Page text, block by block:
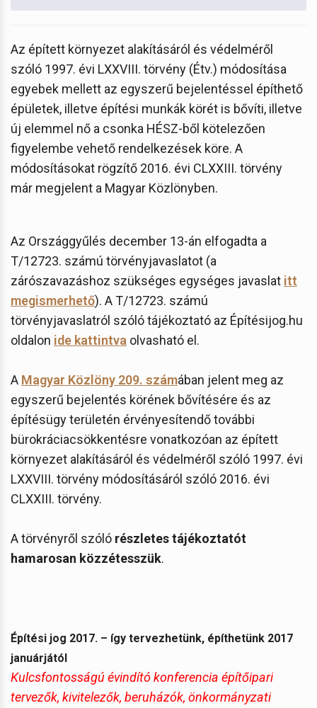
Az épített környezet alakításáról és védelméről
szóló 1997. évi LXXVIII. törvény (Étv.) módosítása
egyebek mellett az egyszerű bejelentéssel építhető
épületek, illetve építési munkák körét is bővíti, illetve
új elemmel nő a csonka HÉSZ-ből kötelezően
figyelembe vehető rendelkezések köre. A
módosításokat rögzítő 2016. évi CLXXIII. törvény
már megjelent a Magyar Közlönyben.
Az Országgyűlés december 13-án elfogadta a
T/12723. számú törvényjavaslatot (a
zárószavazáshoz szükséges egységes javaslat itt
megismerhető). A T/12723. számú
törvényjavaslatról szóló tájékoztató az Építésijog.hu
oldalon ide kattintva olvasható el.
A Magyar Közlöny 209. számában jelent meg az
egyszerű bejelentés körének bővítésére és az
építésügy területén érvényesítendő további
bürokráciacsökkentésre vonatkozóan az épített
környezet alakításáról és védelméről szóló 1997. évi
LXXVIII. törvény módosításáról szóló 2016. évi
CLXXIII. törvény.
A törvényről szóló részletes tájékoztatót
hamarosan közzétesszük.
Építési jog 2017. – így tervezhetünk, építhetünk 2017
januárjától
Kulcsfontosságú évindító konferencia építőipari
tervezők, kivitelezők, beruházók, önkormányzati